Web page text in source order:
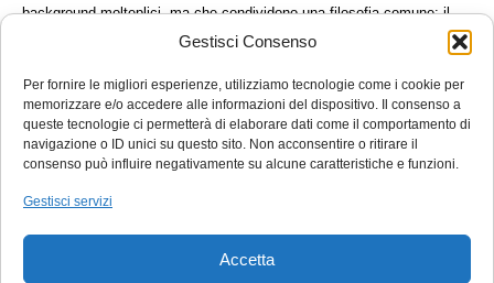
Gestisci Consenso
Per fornire le migliori esperienze, utilizziamo tecnologie come i cookie per
memorizzare e/o accedere alle informazioni del dispositivo. Il consenso a
queste tecnologie ci permetterà di elaborare dati come il comportamento di
navigazione o ID unici su questo sito. Non acconsentire o ritirare il
consenso può influire negativamente su alcune caratteristiche e funzioni.
Gestisci servizi
Accetta
background molteplici, ma che condividono una filosofia comune: il
successo di LKQ è basato sul fatto che i collaboratori, i clienti, i
fornitori e i partner commerciali confidano che l’attività si svolga con
integrità e senza compromessi.
Per questo si è dotato di unCodice Etico e di un sistema di
segnalazione di illeciti aziendali (Whistleblowing).
- Segnalazione degli illeciti: